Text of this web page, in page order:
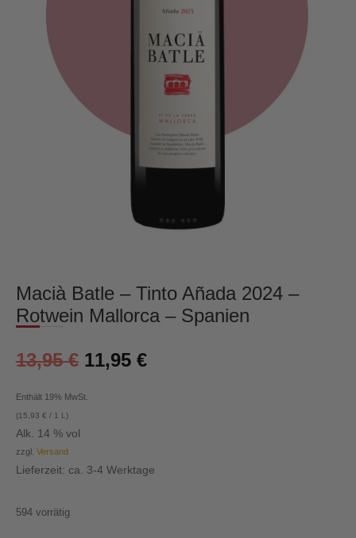
Macià Batle – Tinto Añada 2024 –
Rotwein Mallorca – Spanien
13,95€ 11,95 €
Enthält 19% MwSt.
(15,93 € / 1 L)
Alk. 14 % vol
zzgl. Versand
Lieferzeit: ca. 3-4 Werktage
594 vorrätig